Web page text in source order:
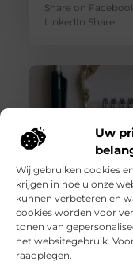
Uw
Wij gebruiken cookies
krijgen in hoe u onze
kunnen verbeteren en
cookies worden voor
tonen van
het websitegebruik.
raadplegen.
Share on
LinkedIn Share
De voordelen
bedrijf!
Goed artikel? Deel